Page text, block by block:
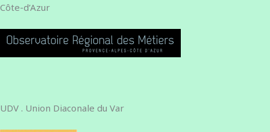
Côte-d’Azur
UDV . Union Diaconale du Var